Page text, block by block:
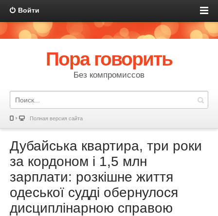
Войти
Пора говорить
Без компромиссов
Полная версия сайта
Дубайська квартира, три роки
за кордоном і 1,5 млн
зарплати: розкішне життя
одеської судді обернулося
дисциплінарною справою